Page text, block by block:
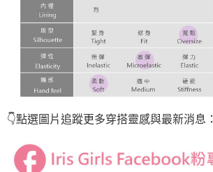
👇點選圖片追蹤更多穿搭靈感與最新消息：